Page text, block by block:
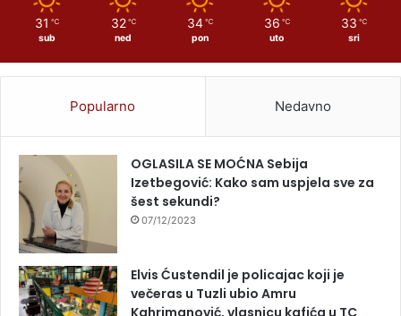
31 ℃
sub
32 ℃
ned
34 ℃
pon
36 ℃
uto
33 ℃
sri
Popularno Nedavno
OGLASILA SE MOĆNA Sebija
Izetbegović: Kako sam uspjela sve za
šest sekundi?
07/12/2023
Elvis Ćustendil je policajac koji je
večeras u Tuzli ubio Amru